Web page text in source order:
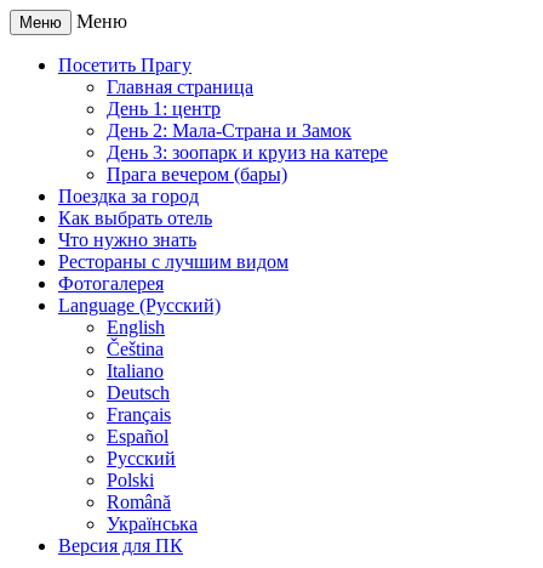
Меню Меню
Посетить Прагу
Главная страница
День 1: центр
День 2: Мала-Страна и Замок
День 3: зоопарк и круиз на катере
Прага вечером (бары)
Поездка за город
Как выбрать отель
Что нужно знать
Рестораны с лучшим видом
Фотогалерея
Language (Русский)
English
Čeština
Italiano
Deutsch
Français
Español
Русский
Polski
Română
Українська
Версия для ПК